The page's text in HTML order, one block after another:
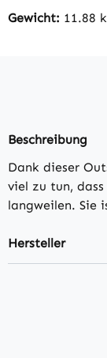
Gewicht: 11.88
Beschreibung
Dank dieser
viel zu tun,
langweilen. Sie
Hersteller